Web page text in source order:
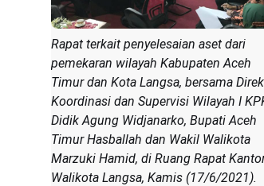
Rapat terkait penyelesaian aset dari
pemekaran wilayah Kabupaten Aceh
Timur dan Kota Langsa, bersama
Koordinasi dan Supervisi Wilayah I
Didik Agung Widjanarko, Bupati Aceh
Timur Hasballah dan Wakil Walikota
Marzuki Hamid, di Ruang Rapat
Walikota Langsa, Kamis (17/6/2021).